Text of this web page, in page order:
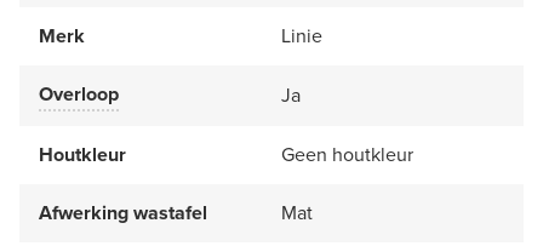
Merk Linie
Overloop Ja
Houtkleur Geen houtkleur
Afwerking wastafel Mat